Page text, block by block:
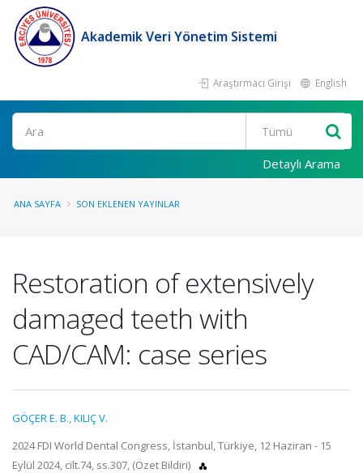
Akademik Veri Yönetim Sistemi
Araştırmacı Girişi English
Ara
Detaylı Arama
ANA SAYFA SON EKLENEN YAYINLAR
Restoration of extensively
damaged teeth with
CAD/CAM: case series
GÖÇER E. B.,KILIÇ V.
2024 FDI World Dental Congress, İstanbul, Türkiye, 12 Haziran - 15
Eylül 2024, cilt.74, ss.307, (Özet Bildiri)